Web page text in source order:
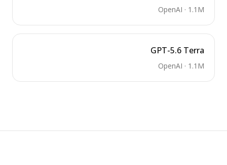
OpenAI · 1.1M
GPT-5.6 Terra
OpenAI · 1.1M